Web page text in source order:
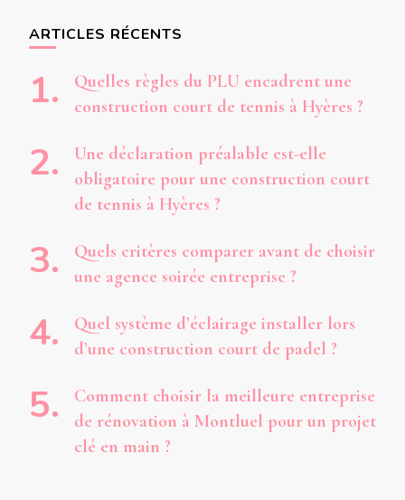
ARTICLES RÉCENTS
Quelles règles du PLU encadrent une
construction court de tennis à Hyères ?
Une déclaration préalable est-elle
obligatoire pour une construction court
de tennis à Hyères ?
Quels critères comparer avant de choisir
une agence soirée entreprise ?
Quel système d’éclairage installer lors
d’une construction court de padel ?
Comment choisir la meilleure entreprise
de rénovation à Montluel pour un projet
clé en main ?